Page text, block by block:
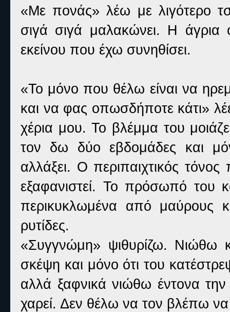
«Με πονάς» λέω με λιγότερο
σιγά σιγά μαλακώνει. Η άγρια
εκείνου που έχω συνηθίσει.
«Το μόνο που θέλω είναι να
και να φας οπωσδήποτε κάτι»
χέρια μου. Το βλέμμα του
τον δω δύο εβδομάδες και
αλλάξει. Ο περιπαιχτικός
εξαφανιστεί. Το πρόσωπό του
περικυκλωμένα από μαύρους
ρυτίδες.
«Συγγνώμη» ψιθυρίζω. Νιώθω
σκέψη και μόνο ότι του
αλλά ξαφνικά νιώθω έντονα
χαρεί. Δεν θέλω να τον βλέπω